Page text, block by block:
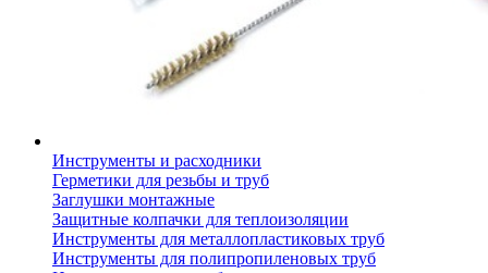
Инструменты и расходники
Герметики для резьбы и труб
Заглушки монтажные
Защитные колпачки для теплоизоляции
Инструменты для металлопластиковых труб
Инструменты для полипропиленовых труб